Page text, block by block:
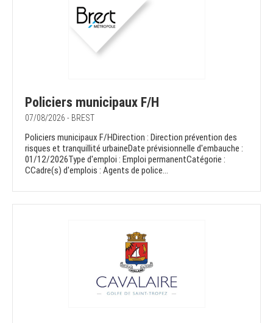
Policiers municipaux F/H
07/08/2026 - BREST
Policiers municipaux F/HDirection : Direction prévention des
risques et tranquillité urbaineDate prévisionnelle d'embauche :
01/12/2026Type d'emploi : Emploi permanentCatégorie :
CCadre(s) d'emplois : Agents de police...